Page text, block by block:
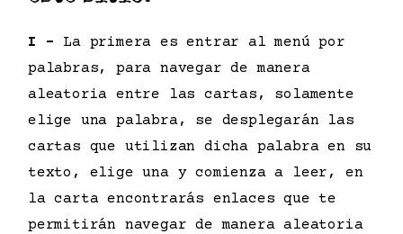
I – La primera es entrar al menú por
palabras, para navegar de manera
aleatoria entre las cartas, solamente
elige una palabra, se desplegarán las
cartas que utilizan dicha palabra en su
texto, elige una y comienza a leer, en
la carta encontrarás enlaces que te
permitirán navegar de manera aleatoria